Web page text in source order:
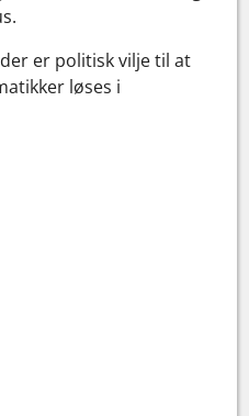
er politisk vilje til at
løses i